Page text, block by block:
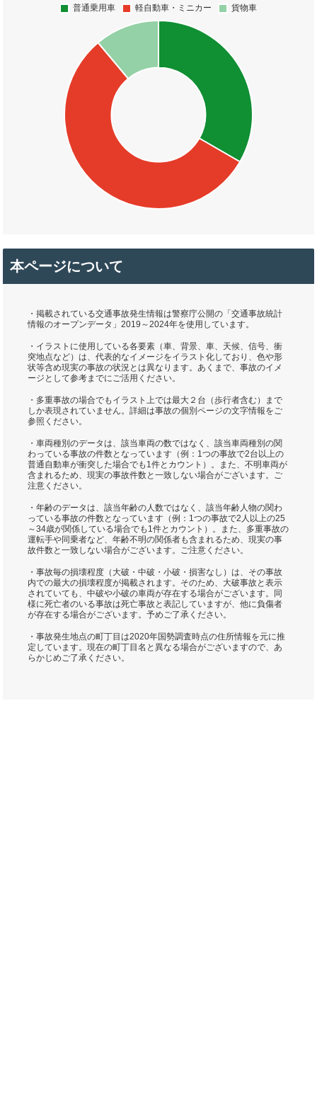
本ページについて
・掲載されている交通事故発生情報は警察庁公開の「交通事故統計
情報のオープンデータ」2019～2024年を使用しています。
・イラストに使用している各要素（車、背景、車、天候、信号、衝
突地点など）は、代表的なイメージをイラスト化しており、色や形
状等含め現実の事故の状況とは異なります。あくまで、事故のイメ
ージとして参考までにご活用ください。
・多重事故の場合でもイラスト上では最大２台（歩行者含む）まで
しか表現されていません。詳細は事故の個別ページの文字情報をご
参照ください。
・車両種別のデータは、該当車両の数ではなく、該当車両種別の関
わっている事故の件数となっています（例：1つの事故で2台以上の
普通自動車が衝突した場合でも1件とカウント）。また、不明車両が
含まれるため、現実の事故件数と一致しない場合がございます。ご
注意ください。
・年齢のデータは、該当年齢の人数ではなく、該当年齢人物の関わ
っている事故の件数となっています（例：1つの事故で2人以上の25
～34歳が関係している場合でも1件とカウント）。また、多重事故の
運転手や同乗者など、年齢不明の関係者も含まれるため、現実の事
故件数と一致しない場合がございます。ご注意ください。
・事故毎の損壊程度（大破・中破・小破・損害なし）は、その事故
内での最大の損壊程度が掲載されます。そのため、大破事故と表示
されていても、中破や小破の車両が存在する場合がございます。同
様に死亡者のいる事故は死亡事故と表記していますが、他に負傷者
が存在する場合がございます。予めご了承ください。
・事故発生地点の町丁目は2020年国勢調査時点の住所情報を元に推
定しています。現在の町丁目名と異なる場合がございますので、あ
らかじめご了承ください。